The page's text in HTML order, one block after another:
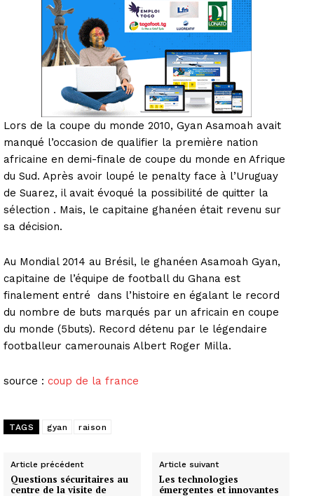
Lors de la coupe du monde 2010, Gyan Asamoah avait
manqué l’occasion de qualifier la première nation
africaine en demi-finale de coupe du monde en Afrique
du Sud. Après avoir loupé le penalty face à l’Uruguay
de Suarez, il avait évoqué la possibilité de quitter la
sélection . Mais, le capitaine ghanéen était revenu sur
sa décision.
Au Mondial 2014 au Brésil, le ghanéen Asamoah Gyan,
capitaine de l’équipe de football du Ghana est
finalement entré dans l’histoire en égalant le record
du nombre de buts marqués par un africain en coupe
du monde (5buts). Record détenu par le légendaire
footballeur camerounais Albert Roger Milla.
source : coup de la france
TAGS gyan raison
Article précédent
Questions sécuritaires au
centre de la visite de
Article suivant
Les technologies
émergentes et innovantes